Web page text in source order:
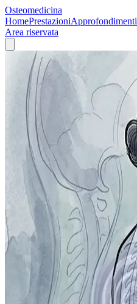
Osteomedicina
HomePrestazioniApprofondimenti
Area riservata